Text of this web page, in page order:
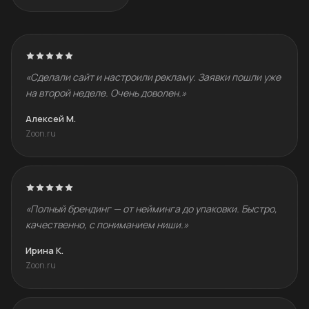
«Сделали сайт и настроили рекламу. Заявки пошли уже
на второй неделе. Очень доволен.»
Алексей М.
Zoon.ru
«Полный брендинг — от нейминга до упаковки. Быстро,
качественно, с пониманием ниши.»
Ирина К.
Zoon.ru